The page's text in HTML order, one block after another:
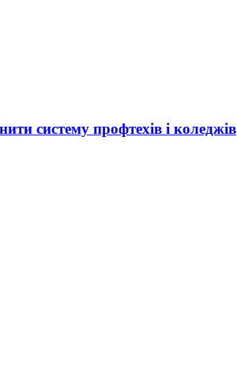
систему профтехів і коледжів